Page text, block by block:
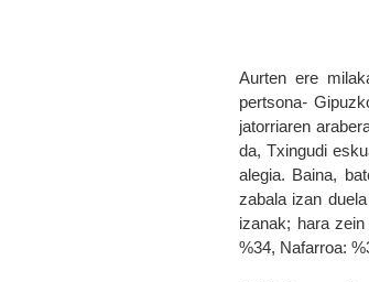
Aurten ere
pertsona-
jatorriaren
da, Txingudi
alegia. Baina,
zabala izan
izanak; hara
%34, Nafarroa: